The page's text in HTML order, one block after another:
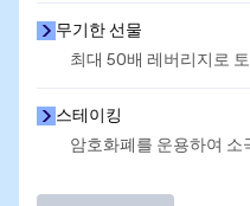
무기한 선물
최대 50배 레버리지로
스테이킹
암호화폐를 운용하여 소